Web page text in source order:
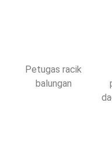
Petugas racik
balungan